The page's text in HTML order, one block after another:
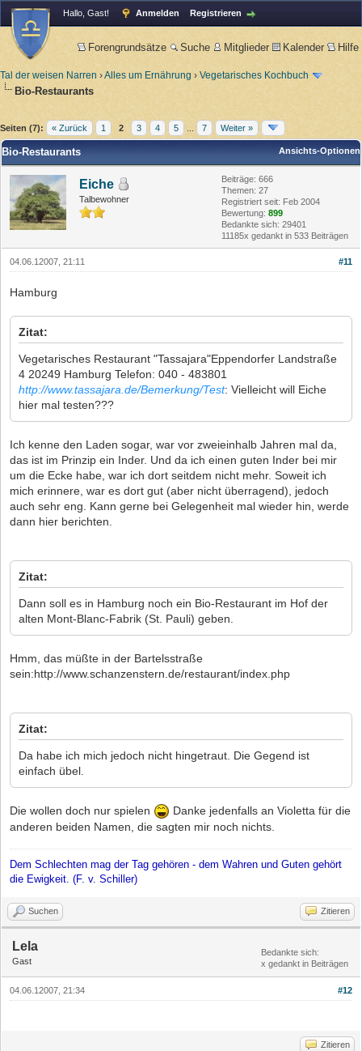
Hallo, Gast! Anmelden Registrieren
Forengrundsätze Suche Mitglieder Kalender Hilfe
Tal der weisen Narren ›Alles um Ernährung › Vegetarisches Kochbuch
Bio-Restaurants
Seiten (7): « Zurück 1 2 3 4 5 ... 7 Weiter »
Ansichts-Optionen
Bio-Restaurants
Eiche
Talbewohner
Beiträge: 666
Themen: 27
Registriert seit: Feb 2004
Bewertung: 899
Bedankte sich: 29401
11185x gedankt in 533 Beiträgen
#11
04.06.12007, 21:11
Hamburg
Zitat:
Vegetarisches Restaurant "Tassajara"Eppendorfer Landstraße
4 20249 Hamburg Telefon: 040 - 483801
http://www.tassajara.de/Bemerkung/Test: Vielleicht will Eiche
hier mal testen???
Ich kenne den Laden sogar, war vor zweieinhalb Jahren mal da,
das ist im Prinzip ein Inder. Und da ich einen guten Inder bei mir
um die Ecke habe, war ich dort seitdem nicht mehr. Soweit ich
mich erinnere, war es dort gut (aber nicht überragend), jedoch
auch sehr eng. Kann gerne bei Gelegenheit mal wieder hin, werde
dann hier berichten.
Zitat:
Dann soll es in Hamburg noch ein Bio-Restaurant im Hof der
alten Mont-Blanc-Fabrik (St. Pauli) geben.
Hmm, das müßte in der Bartelsstraße
sein:http://www.schanzenstern.de/restaurant/index.php
Zitat:
Da habe ich mich jedoch nicht hingetraut. Die Gegend ist
einfach übel.
Die wollen doch nur spielen
Danke jedenfalls an Violetta für die
anderen beiden Namen, die sagten mir noch nichts.
Dem Schlechten mag der Tag gehören - dem Wahren und Guten gehört
die Ewigkeit. (F. v. Schiller)
Suchen Zitieren
Lela
Gast
Bedankte sich:
x gedankt in Beiträgen
#12
04.06.12007, 21:34
Zitieren